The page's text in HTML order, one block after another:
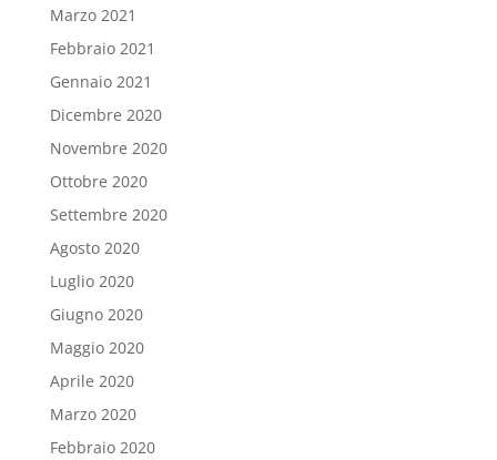
Marzo 2021
Febbraio 2021
Gennaio 2021
Dicembre 2020
Novembre 2020
Ottobre 2020
Settembre 2020
Agosto 2020
Luglio 2020
Giugno 2020
Maggio 2020
Aprile 2020
Marzo 2020
Febbraio 2020